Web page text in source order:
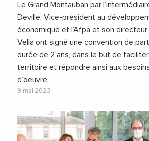
Le Grand Montauban par
Deville, Vice-président au
économique et l’Afpa et son
Vella ont signé une convention de
durée de 2 ans, dans le but de faciliter
territoire et répondre ainsi aux
d’oeuvre…
9 mai 2023